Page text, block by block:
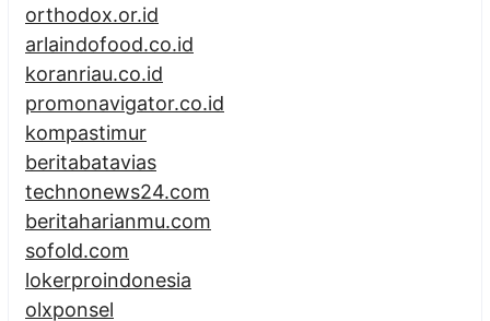
orthodox.or.id
arlaindofood.co.id
koranriau.co.id
promonavigator.co.id
kompastimur
beritabatavias
technonews24.com
beritaharianmu.com
sofold.com
lokerproindonesia
olxponsel